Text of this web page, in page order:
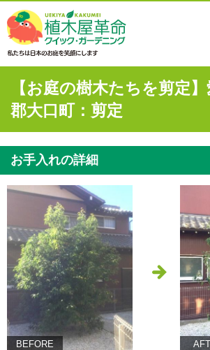
【お庭の樹木たちを剪定
郡大口町：剪定
お手入れの詳細
BEFORE